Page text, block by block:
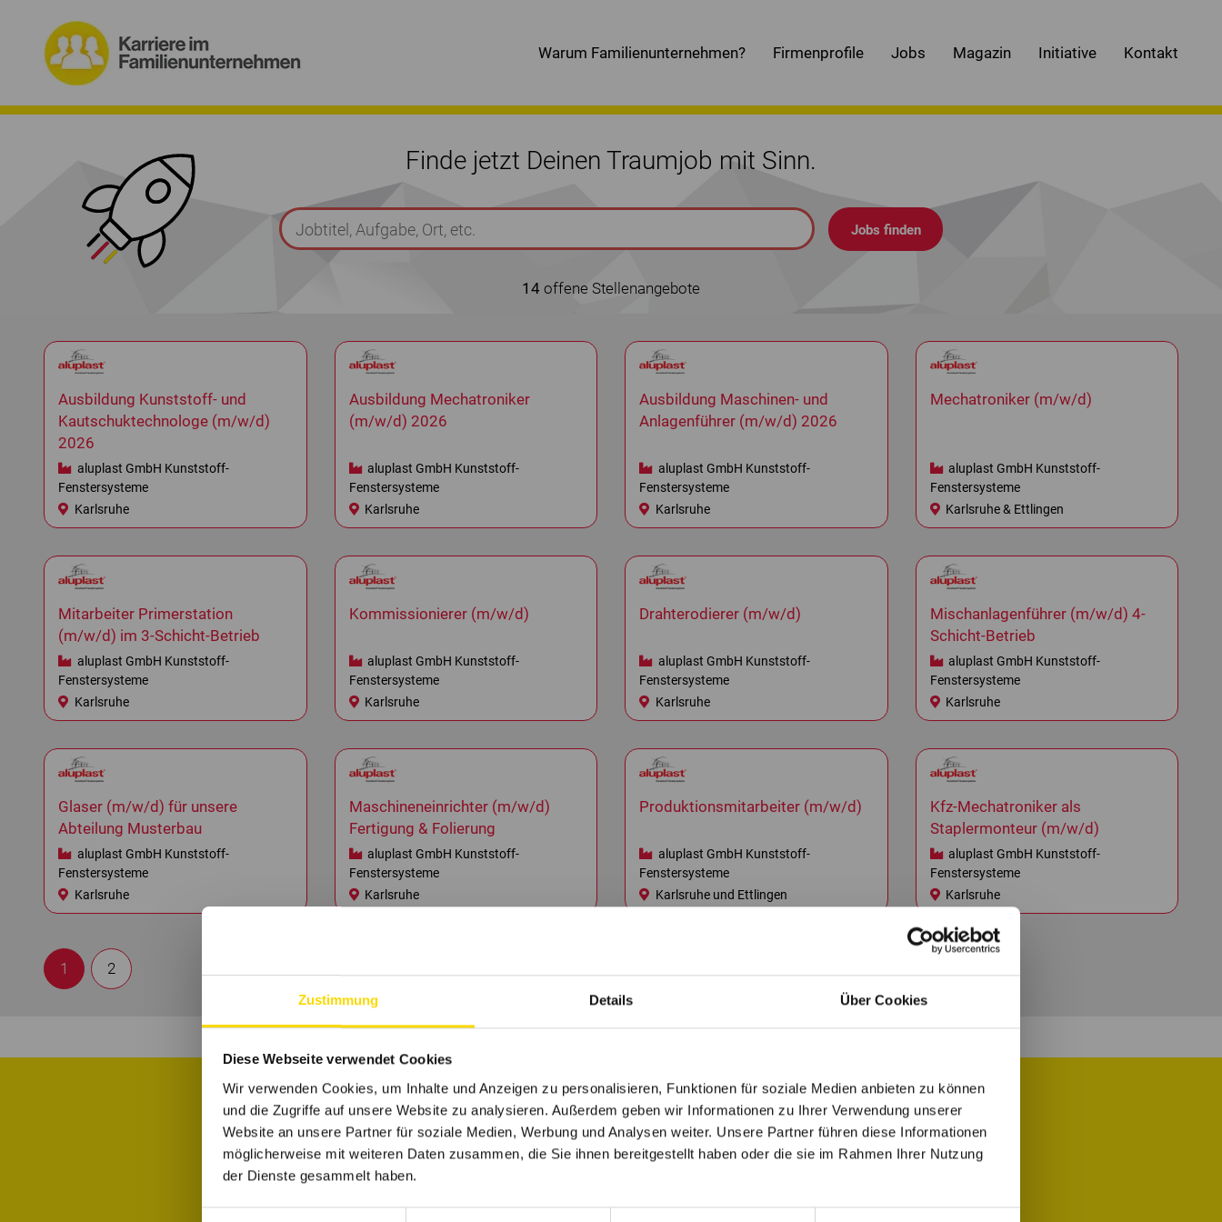
Zustimmung Details Über Cookies
Diese Webseite verwendet Cookies
Wir verwenden Cookies, um Inhalte und Anzeigen zu personalisieren, Funktionen für soziale Medien anbieten zu können
und die Zugriffe auf unsere Website zu analysieren. Außerdem geben wir Informationen zu Ihrer Verwendung unserer
Website an unsere Partner für soziale Medien, Werbung und Analysen weiter. Unsere Partner führen diese Informationen
möglicherweise mit weiteren Daten zusammen, die Sie ihnen bereitgestellt haben oder die sie im Rahmen Ihrer Nutzung
der Dienste gesammelt haben.
Warum Familienunternehmen? Firmenprofile Jobs Magazin Initiative Kontakt
Finde jetzt Deinen Traumjob mit Sinn.
14 offene Stellenangebote
Ausbildung Kunststoff- und
Kautschuktechnologe (m/w/d)
2026
aluplast GmbH Kunststoff-
Fenstersysteme
Karlsruhe
Ausbildung Mechatroniker
(m/w/d) 2026
aluplast GmbH Kunststoff-
Fenstersysteme
Karlsruhe
Ausbildung Maschinen- und
Anlagenführer (m/w/d) 2026
aluplast GmbH Kunststoff-
Fenstersysteme
Karlsruhe
Mechatroniker (m/w/d)
aluplast GmbH Kunststoff-
Fenstersysteme
Karlsruhe & Ettlingen
Mitarbeiter Primerstation
(m/w/d) im 3-Schicht-Betrieb
aluplast GmbH Kunststoff-
Fenstersysteme
Karlsruhe
Kommissionierer (m/w/d)
aluplast GmbH Kunststoff-
Fenstersysteme
Karlsruhe
Drahterodierer (m/w/d)
aluplast GmbH Kunststoff-
Fenstersysteme
Karlsruhe
Mischanlagenführer (m/w/d) 4-
Schicht-Betrieb
aluplast GmbH Kunststoff-
Fenstersysteme
Karlsruhe
Glaser (m/w/d) für unsere
Abteilung Musterbau
aluplast GmbH Kunststoff-
Fenstersysteme
Karlsruhe
Maschineneinrichter (m/w/d)
Fertigung & Folierung
aluplast GmbH Kunststoff-
Fenstersysteme
Karlsruhe
Produktionsmitarbeiter (m/w/d)
aluplast GmbH Kunststoff-
Fenstersysteme
Karlsruhe und Ettlingen
Kfz-Mechatroniker als
Staplermonteur (m/w/d)
aluplast GmbH Kunststoff-
Fenstersysteme
Karlsruhe
1 2
Interesse an Familienunternehmen gewonnen?
Informiere dich in den Firmenprofilen und finde den perfekten Job für Dich.